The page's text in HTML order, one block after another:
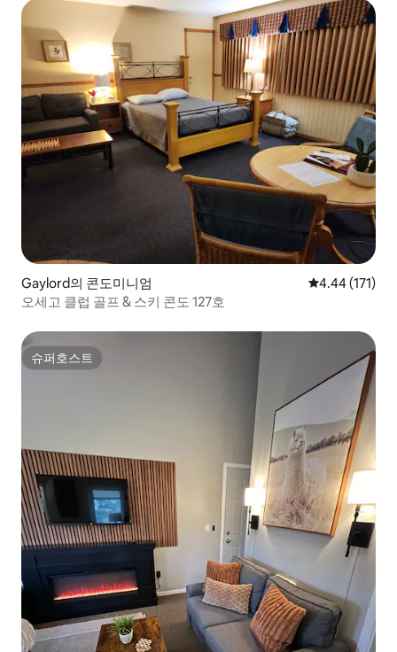
Gaylord의 콘도미니엄 평점 4.44점(5
4.44 (171)
오세고 클럽 골프 & 스키 콘도 127호
슈퍼호스트
슈퍼호스트